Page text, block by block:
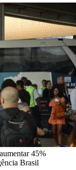
45%
Brasil